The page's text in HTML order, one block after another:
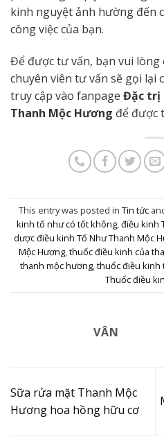
kinh nguyệt ảnh hường đến
công việc của bạn.
Để được tư vấn, bạn vui lòng
chuyên viên tư vấn sẽ gọi lại
truy cập vào fanpage Đặc trị
Thanh Mộc Hương để được
This entry was posted in Tin tức
kinh tố như có tốt không,điều kinh
dược điều kinh Tố Như Thanh Mộc
Mộc Hương,thuốc điều kinh của
thanh mộc hương,thuốc điều kinh
Thuốc điều
VÂN
Sữa rửa mặt Thanh Mộc
Hương hoa hồng hữu cơ